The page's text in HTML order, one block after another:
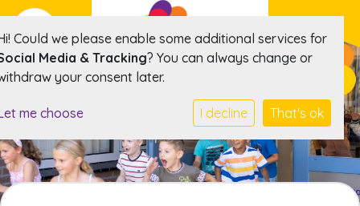
Could we please enable some additional services for
Media & Tracking? You can always change or
your consent later.
me choose I decline That's ok